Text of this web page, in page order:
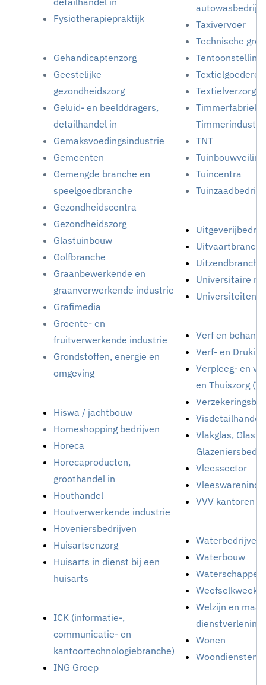
Fysiotherapiepraktijk
Gehandicaptenzorg
Geestelijke
gezondheidszorg
Geluid- en beelddragers,
detailhandel in
Gemaksvoedingsindustrie
Gemeenten
Gemengde branche en
speelgoedbranche
Gezondheidscentra
Gezondheidszorg
Glastuinbouw
Golfbranche
Graanbewerkende en
graanverwerkende industrie
Grafimedia
Groente- en
fruitverwerkende industrie
Grondstoffen, energie en
omgeving
Hiswa / jachtbouw
Homeshopping bedrijven
Horeca
Horecaproducten,
groothandel in
Houthandel
Houtverwerkende industrie
Hoveniersbedrijven
Huisartsenzorg
Huisarts in dienst bij een
huisarts
ICK (informatie-,
communicatie- en
kantoortechnologiebranche)
ING Groep
Taxivervoer
Technische
TNT
Tuincentra
Uitgeverijbedrijf
Uitvaartbranche
Uitzendbranche
Universitaire
Universiteiten
Verf en
Verf- en
Verpleeg- en
en Thuiszorg
Visdetailhandel
Vlakglas,
Vleessector
VVV kantoren
Waterbedrijven
Waterbouw
Waterschappen
Weefselkweek
Welzijn en
dienstverlening
Wonen
Woondiensten